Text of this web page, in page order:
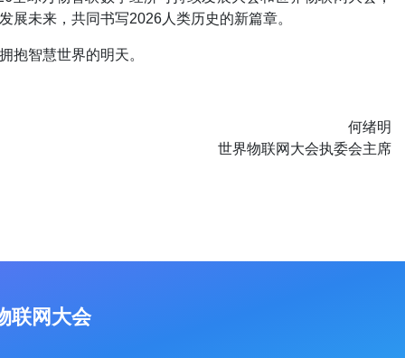
未来，共同书写2026人类历史的新篇章。
抱智慧世界的明天。
何绪明
世界物联网大会执委会主席
联网大会